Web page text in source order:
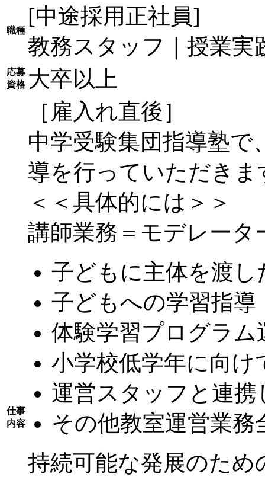
職種
[中途採用正社員]
教務スタッフ｜授業実
応募
資格 大卒以上
仕事
内容
［雇入れ直後］
中学受験集団指導塾
導を行っていただきま
＜＜具体的には＞＞
講師業務＝モデレータ
子どもに主体を渡
子どもへの学習指導
体験学習プログラム
小学校低学年に向け
運営スタッフと連
その他教室運営業務
持続可能な発展のため